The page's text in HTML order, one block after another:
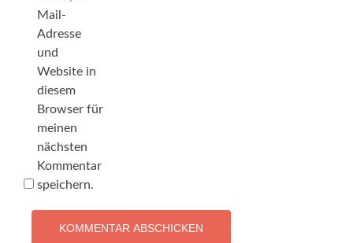
Mail-
Adresse
und
Website in
diesem
Browser für
meinen
nächsten
Kommentar
speichern.